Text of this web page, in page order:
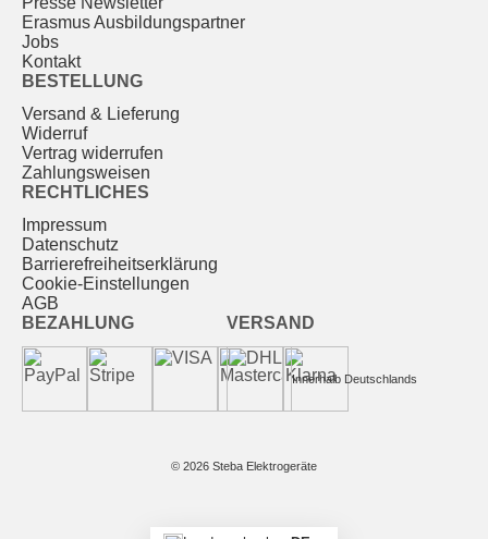
Erasmus Ausbildungspartner
Jobs
Kontakt
BESTELLUNG
Versand & Lieferung
Widerruf
Vertrag widerrufen
Zahlungsweisen
RECHTLICHES
Impressum
Datenschutz
Barrierefreiheitserklärung
Cookie-Einstellungen
AGB
BEZAHLUNG
VERSAND
Innerhalb Deutschlands
© 2026 Steba Elektrogeräte